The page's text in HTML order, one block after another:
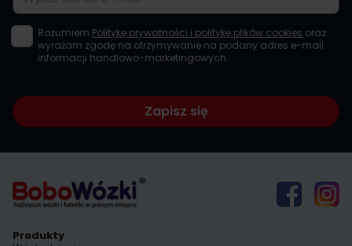
Rozumiem Politykę prywatności i politykę plików cookies oraz
wyrażam zgodę na otrzymywanie na podany adres e-mail
informacji handlowo-marketingowych.
Zapisz się
Produkty